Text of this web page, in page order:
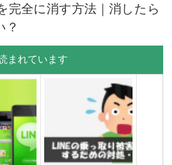
法
解説
再登録で
トは復元
開する方
LINEでブロックして削除し
た友達を復活させる方法
完全に消す方法｜消したら
？
まれています